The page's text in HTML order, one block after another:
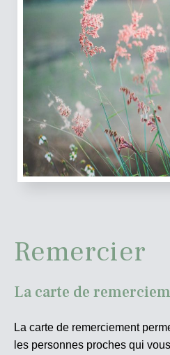
Remercier
La carte de
La carte de remerciement
les personnes proches qui